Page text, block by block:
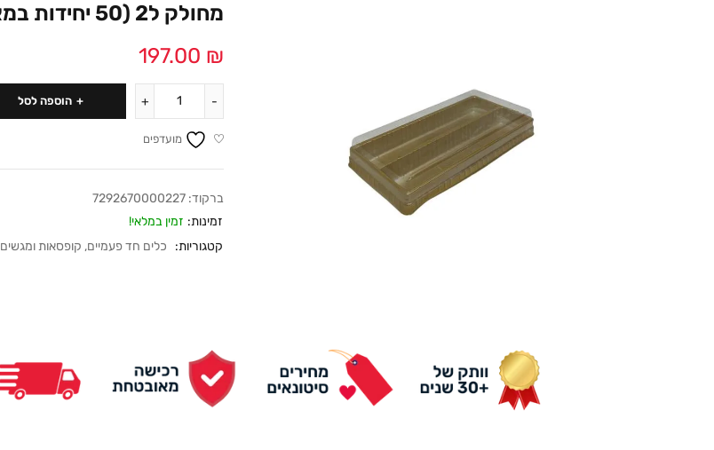
מחולק ל2 (50 יחידות במארז ) זהב
197.00 ₪
הוספה לסל
מועדפים
ברקוד: 7292670000227
זמינות: זמין במלאי!
קטגוריות:
כלים חד פעמיים, קופסאות ומגשים TA